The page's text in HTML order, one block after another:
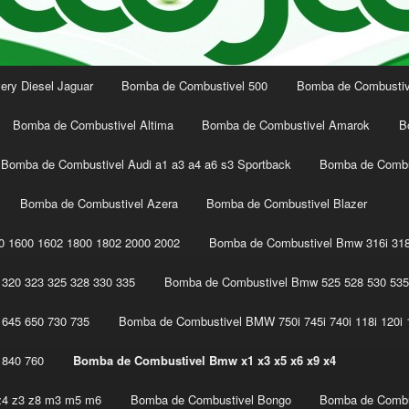
Diesel Jaguar Bomba de Combustivel 500 Bomba de
Bomba de Combustivel Altima Bomba de Combustivel Amarok
Bomba de Combustivel Audi a1 a3 a4 a6 s3 Sportback Bomba de
Bomba de Combustivel Azera Bomba de Combustivel Blazer
1602 1800 1802 2000 2002 Bomba de Combustivel Bmw 316i
323 325 328 330 335 Bomba de Combustivel Bmw 525 528 530
650 730 735 Bomba de Combustivel BMW 750i 745i 740i 118i 120i
760 Bomba de Combustivel Bmw x1 x3 x5 x6 x9 x4
z3 z8 m3 m5 m6 Bomba de Combustivel Bongo Bomba de